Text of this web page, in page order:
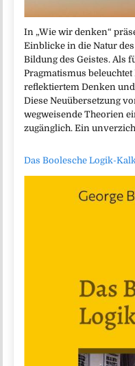
In „Wie wir denken“
Einblicke in die Natur
Bildung des Geistes. Als
Pragmatismus
reflektiertem Denken
Diese Neuübersetzung
wegweisende Theorien
zugänglich. Ein
Das Boolesche Logik-